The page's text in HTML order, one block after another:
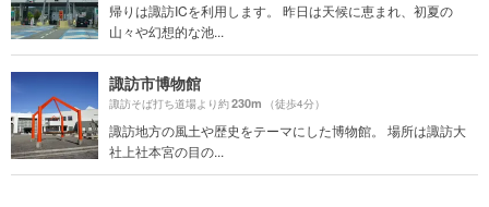
帰りは諏訪ICを利用します。 昨日は天候に恵まれ、初夏の
山々や幻想的な池...
諏訪市博物館
諏訪そば打ち道場より約230m （徒歩4分）
諏訪地方の風土や歴史をテーマにした博物館。 場所は諏訪大
社上社本宮の目の...